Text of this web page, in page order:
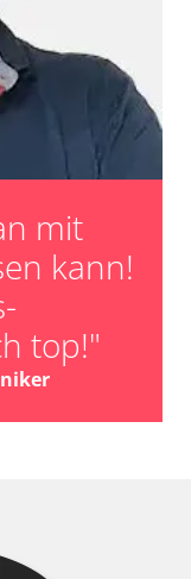
mit
kann!
top!"